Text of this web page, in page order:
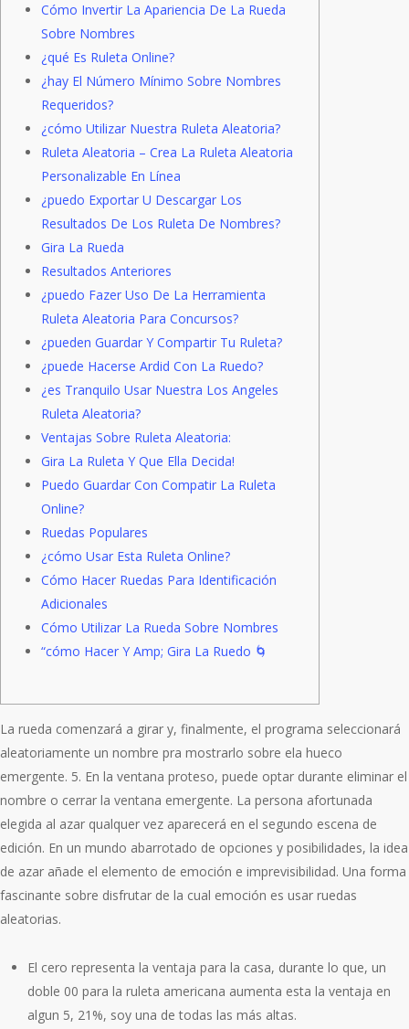
Cómo Invertir La Apariencia De La Rueda
Sobre Nombres
¿qué Es Ruleta Online?
¿hay El Número Mínimo Sobre Nombres
Requeridos?
¿cómo Utilizar Nuestra Ruleta Aleatoria?
Ruleta Aleatoria – Crea La Ruleta Aleatoria
Personalizable En Línea
¿puedo Exportar U Descargar Los
Resultados De Los Ruleta De Nombres?
Gira La Rueda
Resultados Anteriores
¿puedo Fazer Uso De La Herramienta
Ruleta Aleatoria Para Concursos?
¿pueden Guardar Y Compartir Tu Ruleta?
¿puede Hacerse Ardid Con La Ruedo?
¿es Tranquilo Usar Nuestra Los Angeles
Ruleta Aleatoria?
Ventajas Sobre Ruleta Aleatoria:
Gira La Ruleta Y Que Ella Decida!
Puedo Guardar Con Compatir La Ruleta
Online?
Ruedas Populares
¿cómo Usar Esta Ruleta Online?
Cómo Hacer Ruedas Para Identificación
Adicionales
Cómo Utilizar La Rueda Sobre Nombres
“cómo Hacer Y Amp; Gira La Ruedo 🌀
La rueda comenzará a girar y, finalmente, el programa seleccionará
aleatoriamente un nombre pra mostrarlo sobre ela hueco
emergente. 5. En la ventana proteso, puede optar durante eliminar el
nombre o cerrar la ventana emergente. La persona afortunada
elegida al azar qualquer vez aparecerá en el segundo escena de
edición. En un mundo abarrotado de opciones y posibilidades, la idea
de azar añade el elemento de emoción e imprevisibilidad. Una forma
fascinante sobre disfrutar de la cual emoción es usar ruedas
aleatorias.
El cero representa la ventaja para la casa, durante lo que, un
doble 00 para la ruleta americana aumenta esta la ventaja en
algun 5, 21%, soy una de todas las más altas.